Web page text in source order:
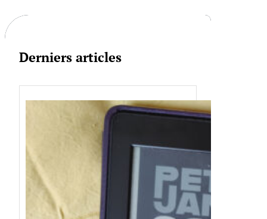
h
Derniers articles